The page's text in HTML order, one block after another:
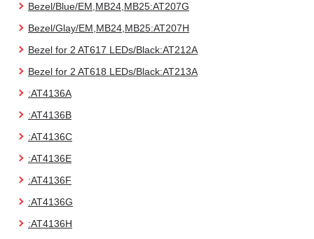
Bezel/Blue/EM,MB24,MB25:AT207G
Bezel/Glay/EM,MB24,MB25:AT207H
Bezel for 2 AT617 LEDs/Black:AT212A
Bezel for 2 AT618 LEDs/Black:AT213A
:AT4136A
:AT4136B
:AT4136C
:AT4136E
:AT4136F
:AT4136G
:AT4136H